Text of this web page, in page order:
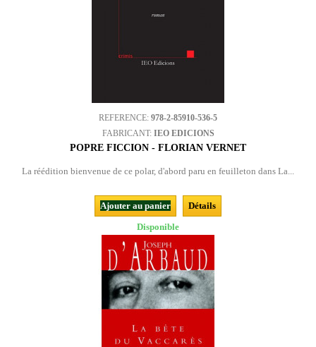
REFERENCE: 978-2-85910-536-5
FABRICANT: IEO EDICIONS
POPRE FICCION - FLORIAN VERNET
La réédition bienvenue de ce polar, d'abord paru en feuilleton dans La...
Ajouter au panier
Détails
Disponible